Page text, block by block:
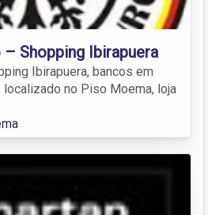
Shopping Ibirapuera
Ibirapuera, bancos em
no Piso Moema, loja